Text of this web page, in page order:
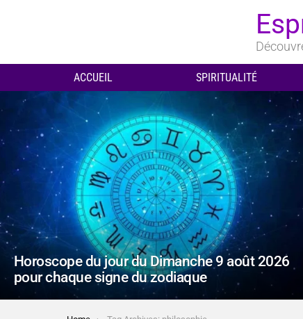
ACCUEIL SPIRITUALITÉ
DERNIERS
ARTICLES
Horoscope du jour du Dimanche 9 août 2026
pour chaque signe du zodiaque